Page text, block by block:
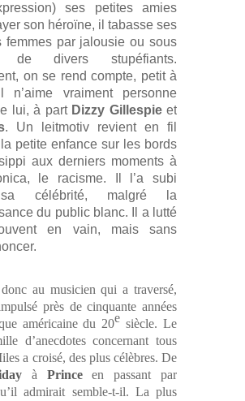
ses petites amies
son héroïne, il tabasse ses
femmes par jalousie ou sous
de divers stupéfiants.
on se rend compte, petit à
n’aime vraiment personne
lui, à part Dizzy Gillespieet
. Un leitmotiv revient en fil
petite enfance sur les bords
aux derniers moments à
le racisme. Il l’a subi
célébrité, malgré la
du public blanc. Il a lutté
en vain, mais sans
au musicien qui a traversé,
près de cinquante années
américaine du 20e siècle. Le
d’anecdotes concernant tous
a croisé, des plus célèbres. De
à Prince
en passant par
admirait semble-t-il. La plus